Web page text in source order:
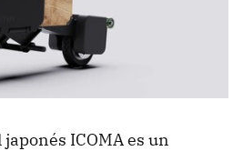
ICOMA es un